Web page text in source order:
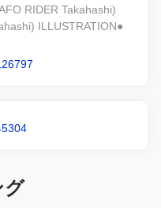
RIDER Takahashi)
ILLUSTRATION●
グ